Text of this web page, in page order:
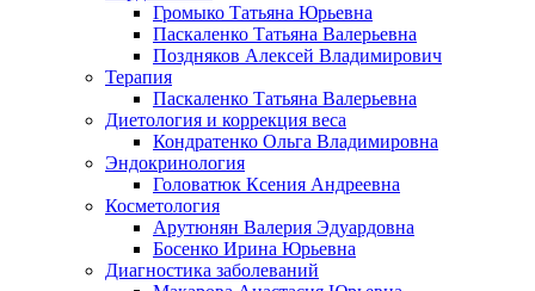
Громыко Татьяна Юрьевна
Паскаленко Татьяна Валерьевна
Поздняков Алексей Владимирович
Терапия
Паскаленко Татьяна Валерьевна
Диетология и коррекция веса
Кондратенко Ольга Владимировна
Эндокринология
Головатюк Ксения Андреевна
Косметология
Арутюнян Валерия Эдуардовна
Босенко Ирина Юрьевна
Диагностика заболеваний